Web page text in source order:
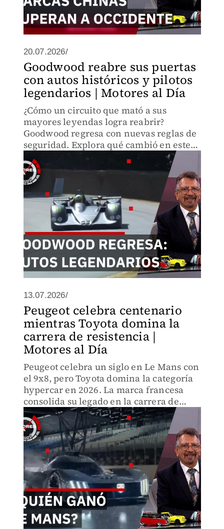
20.07.2026/
Goodwood reabre sus puertas
con autos históricos y pilotos
legendarios | Motores al Día
¿Cómo un circuito que mató a sus
mayores leyendas logra reabrir?
Goodwood regresa con nuevas reglas de
seguridad. Explora qué cambió en este
templo británico del automovilismo y
por qué sigue siendo destino de pilotos
históricos.
13.07.2026/
Peugeot celebra centenario
mientras Toyota domina la
carrera de resistencia |
Motores al Día
Peugeot celebra un siglo en Le Mans con
el 9x8, pero Toyota domina la categoría
hypercar en 2026. La marca francesa
consolida su legado en la carrera de
resistencia más prestigiosa con
tecnología que define el futuro del
automovilismo